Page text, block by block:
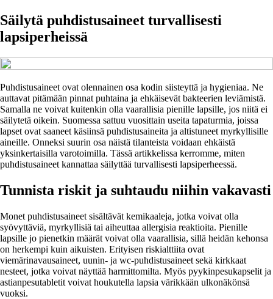
Säilytä puhdistusaineet turvallisesti
lapsiperheissä
Puhdistusaineet ovat olennainen osa kodin siisteyttä ja hygieniaa. Ne
auttavat pitämään pinnat puhtaina ja ehkäisevät bakteerien leviämistä.
Samalla ne voivat kuitenkin olla vaarallisia pienille lapsille, jos niitä ei
säilytetä oikein. Suomessa sattuu vuosittain useita tapaturmia, joissa
lapset ovat saaneet käsiinsä puhdistusaineita ja altistuneet myrkyllisille
aineille. Onneksi suurin osa näistä tilanteista voidaan ehkäistä
yksinkertaisilla varotoimilla. Tässä artikkelissa kerromme, miten
puhdistusaineet kannattaa säilyttää turvallisesti lapsiperheessä.
Tunnista riskit ja suhtaudu niihin vakavasti
Monet puhdistusaineet sisältävät kemikaaleja, jotka voivat olla
syövyttäviä, myrkyllisiä tai aiheuttaa allergisia reaktioita. Pienille
lapsille jo pienetkin määrät voivat olla vaarallisia, sillä heidän kehonsa
on herkempi kuin aikuisten. Erityisen riskialttiita ovat
viemärinavausaineet, uunin- ja wc-puhdistusaineet sekä kirkkaat
nesteet, jotka voivat näyttää harmittomilta. Myös pyykinpesukapselit ja
astianpesutabletit voivat houkutella lapsia värikkään ulkonäkönsä
vuoksi.